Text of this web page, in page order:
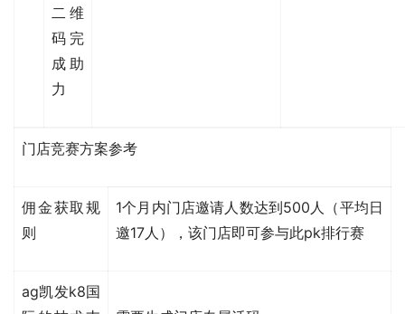
二维
码完
成助
力
门店竞赛方案参考
佣金获取规
则
1个月内门店邀请人数达到500人（平均日
邀17人），该门店即可参与此pk排行赛
ag凯发k8国